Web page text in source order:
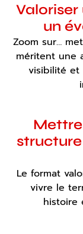
un
Zoom sur…
méritent une
visibilité et
Le format
vivre le
histoire